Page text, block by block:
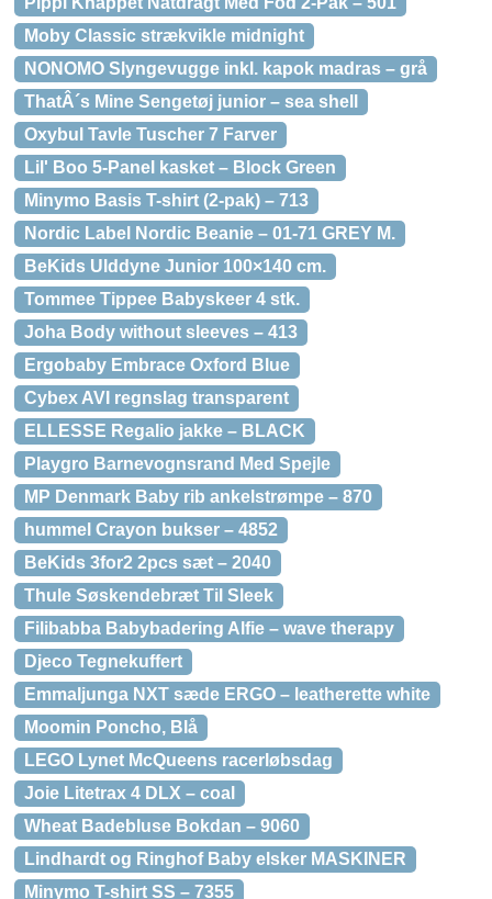
Moby Classic strækvikle midnight
NONOMO Slyngevugge inkl. kapok madras – grå
ThatÂ´s Mine Sengetøj junior – sea shell
Oxybul Tavle Tuscher 7 Farver
Lil' Boo 5-Panel kasket – Block Green
Minymo Basis T-shirt (2-pak) – 713
Nordic Label Nordic Beanie – 01-71 GREY M.
BeKids Ulddyne Junior 100×140 cm.
Tommee Tippee Babyskeer 4 stk.
Joha Body without sleeves – 413
Ergobaby Embrace Oxford Blue
Cybex AVI regnslag transparent
ELLESSE Regalio jakke – BLACK
Playgro Barnevognsrand Med Spejle
MP Denmark Baby rib ankelstrømpe – 870
hummel Crayon bukser – 4852
BeKids 3for2 2pcs sæt – 2040
Thule Søskendebræt Til Sleek
Filibabba Babybadering Alfie – wave therapy
Djeco Tegnekuffert
Emmaljunga NXT sæde ERGO – leatherette white
Moomin Poncho, Blå
LEGO Lynet McQueens racerløbsdag
Joie Litetrax 4 DLX – coal
Wheat Badebluse Bokdan – 9060
Lindhardt og Ringhof Baby elsker MASKINER
Minymo T-shirt SS – 7355